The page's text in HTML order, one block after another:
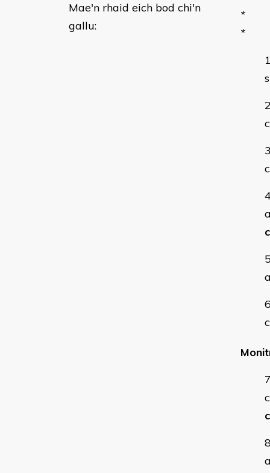
Mae'n rhaid eich bod chi'n
gallu:
*
*